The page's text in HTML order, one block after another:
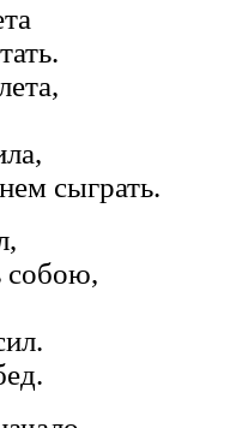
сыграть.
собою,